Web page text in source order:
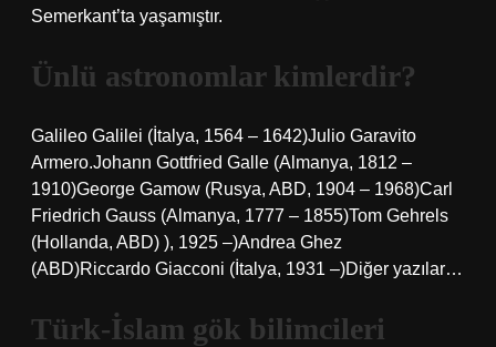
Semerkant’ta yaşamıştır.
Ünlü astronomlar kimlerdir?
Galileo Galilei (İtalya, 1564 – 1642)Julio Garavito
Armero.Johann Gottfried Galle (Almanya, 1812 –
1910)George Gamow (Rusya, ABD, 1904 – 1968)Carl
Friedrich Gauss (Almanya, 1777 – 1855)Tom Gehrels
(Hollanda, ABD) ), 1925 –)Andrea Ghez
(ABD)Riccardo Giacconi (İtalya, 1931 –)Diğer yazılar…
Türk-İslam gök bilimcileri